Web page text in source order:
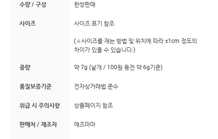
수량 / 구성 한쌍판매
사이즈 사이즈 표기 참조
(※사이즈를 재는 방법 및 위치에 따라 ±1cm 정도의
차이가 있을 수 있습니다.)
중량 약 7g (낱개 / 100원 동전 약 6g기준)
품질보증기준 전자상거래법 준수
취급 시 주의사항 상품페이지 참조
판매처 / 제조자 애즈마마